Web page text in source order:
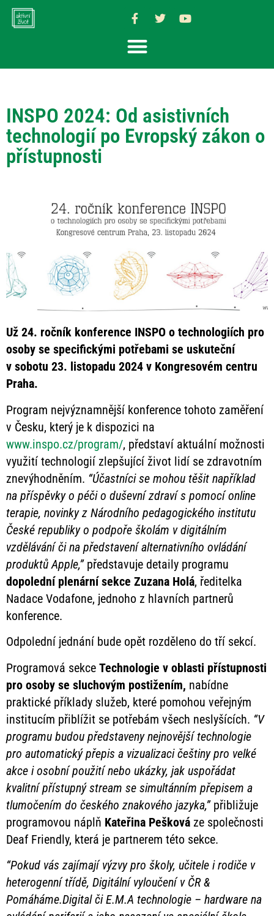
INSPO 2024: Od asistivních
technologií po Evropský zákon o
přístupnosti
Už 24. ročník konference INSPO o technologiích pro
osoby se specifickými potřebami se uskuteční
v sobotu 23. listopadu 2024 v Kongresovém centru
Praha.
Program nejvýznamnější konference tohoto zaměření
v Česku, který je k dispozici na
www.inspo.cz/program/, představí aktuální možnosti
využití technologií zlepšující život lidí se zdravotním
znevýhodněním. “Účastníci se mohou těšit například
na příspěvky o péči o duševní zdraví s pomocí online
terapie, novinky z Národního pedagogického institutu
České republiky o podpoře školám v digitálním
vzdělávání či na představení alternativního ovládání
produktů Apple,”představuje detaily programu
dopolední plenární sekce Zuzana Holá, ředitelka
Nadace Vodafone, jednoho z hlavních partnerů
konference.
Odpolední jednání bude opět rozděleno do tří sekcí.
Programová sekce Technologie v oblasti přístupnosti
pro osoby se sluchovým postižením, nabídne
praktické příklady služeb, které pomohou veřejným
institucím přiblížit se potřebám všech neslyšících. “V
programu budou představeny nejnovější technologie
pro automatický přepis a vizualizaci češtiny pro velké
akce i osobní použití nebo ukázky, jak uspořádat
kvalitní přístupný stream se simultánním přepisem a
tlumočením do českého znakového jazyka,”přibližuje
programovou náplň Kateřina Pešková ze společnosti
Deaf Friendly, která je partnerem této sekce.
“Pokud vás zajímají výzvy pro školy, učitele i rodiče v
heterogenní třídě, Digitální vyloučení v ČR &
Pomáháme.Digital či E.M.A technologie – hardware na